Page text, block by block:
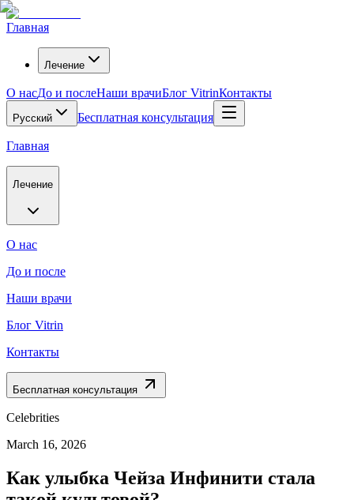
Главная
Лечение
О насДо и послеНаши врачиБлог VitrinКонтакты
Русский Бесплатная консультация
Главная
Лечение
О нас
До и после
Наши врачи
Блог Vitrin
Контакты
Бесплатная консультация
Celebrities
March 16, 2026
Как улыбка Чейза Инфинити стала